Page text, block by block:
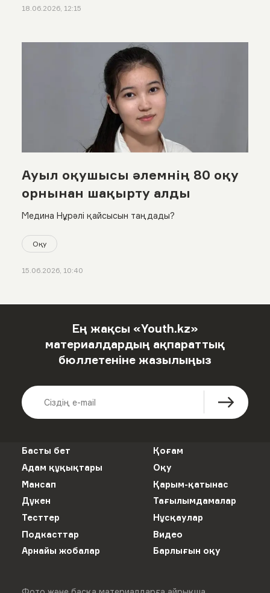
18.06.2026, 12:15
Ауыл оқушысы әлемнің 80 оқу
орнынан шақырту алды
Медина Нұрәлі қайсысын таңдады?
Оқу
15.06.2026, 10:40
Ең жақсы «Youth.kz»
материалдардың ақпараттық
бюллетеніне жазылыңыз
Басты бет
Қоғам
Адам құқықтары
Оқу
Мансап
Қарым-қатынас
Дүкен
Тағылымдамалар
Тесттер
Нұсқаулар
Подкасттар
Видео
Арнайы жобалар
Барлығын оқу